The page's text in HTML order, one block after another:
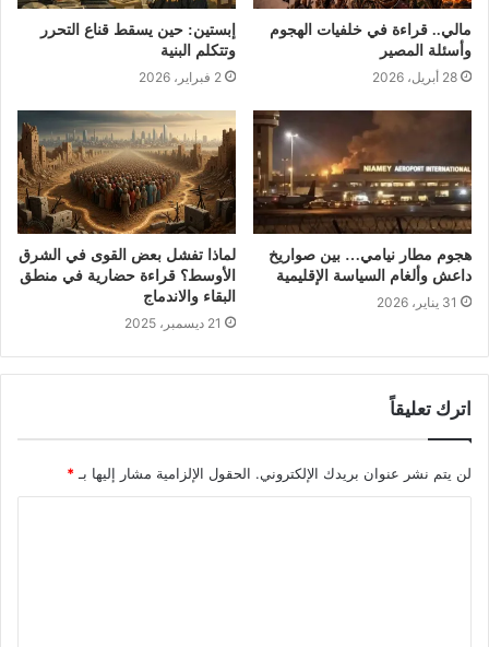
مالي.. قراءة في خلفيات الهجوم
وأسئلة المصير
28 أبريل، 2026
إبستين: حين يسقط قناع التحرر
وتتكلم البنية
2 فبراير، 2026
هجوم مطار نيامي… بين صواريخ
داعش وألغام السياسة الإقليمية
31 يناير، 2026
لماذا تفشل بعض القوى في الشرق
الأوسط؟ قراءة حضارية في منطق
البقاء والاندماج
21 ديسمبر، 2025
اترك تعليقاً
لن يتم نشر عنوان بريدك الإلكتروني. الحقول الإلزامية مشار إليها بـ *